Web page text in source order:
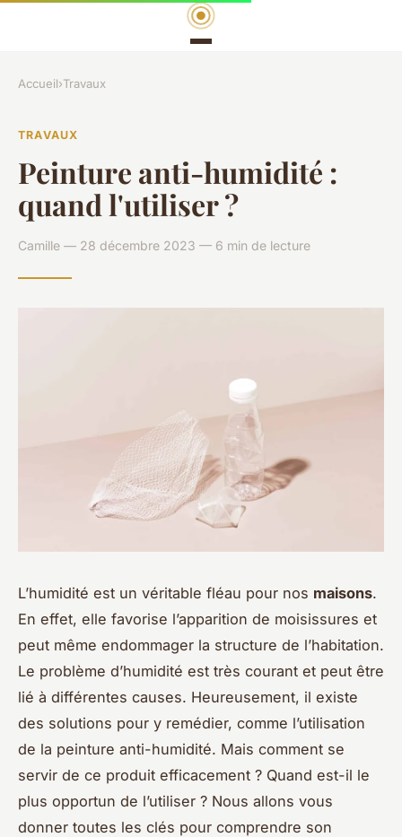
Accueil›Travaux
TRAVAUX
Peinture anti-humidité :
quand l'utiliser ?
Camille — 28 décembre 2023 — 6 min de lecture
L’humidité est un véritable fléau pour nos maisons.
En effet, elle favorise l’apparition de moisissures et
peut même endommager la structure de l’habitation.
Le problème d’humidité est très courant et peut être
lié à différentes causes. Heureusement, il existe
des solutions pour y remédier, comme l’utilisation
de la peinture anti-humidité. Mais comment se
servir de ce produit efficacement ? Quand est-il le
plus opportun de l’utiliser ? Nous allons vous
donner toutes les clés pour comprendre son